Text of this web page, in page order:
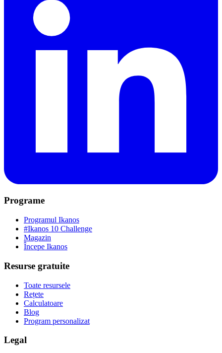
Programe
Programul Ikanos
#Ikanos 10 Challenge
Magazin
Începe Ikanos
Resurse gratuite
Toate resursele
Rețete
Calculatoare
Blog
Program personalizat
Legal